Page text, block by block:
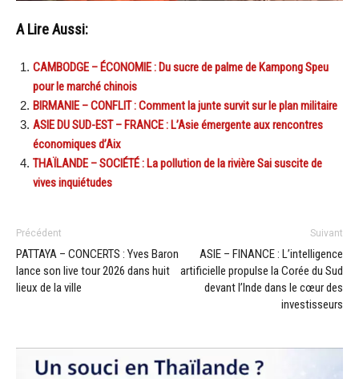
A Lire Aussi:
CAMBODGE – ÉCONOMIE : Du sucre de palme de Kampong Speu
pour le marché chinois
BIRMANIE – CONFLIT : Comment la junte survit sur le plan militaire
ASIE DU SUD-EST – FRANCE : L’Asie émergente aux rencontres
économiques d’Aix
THAÏLANDE – SOCIÉTÉ : La pollution de la rivière Sai suscite de
vives inquiétudes
Précédent
PATTAYA – CONCERTS : Yves Baron
lance son live tour 2026 dans huit
lieux de la ville
Suivant
ASIE – FINANCE : L’intelligence
artificielle propulse la Corée du Sud
devant l’Inde dans le cœur des
investisseurs